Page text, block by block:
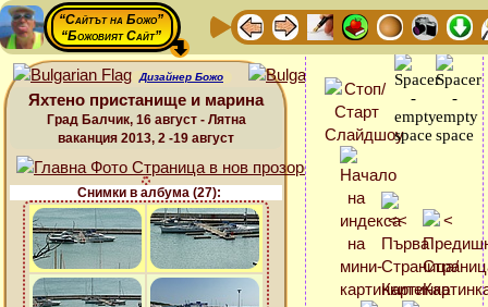
“Сайтът на Божо”
“Божовият Сайт”
Дизайнер Божо
Яхтено пристанище и марина
Град Балчик, 16 август - Лятна
ваканция 2013, 2 -19 август
Снимки в албума (27):